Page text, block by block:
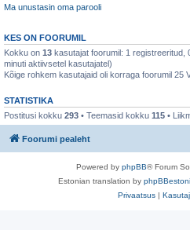
Ma unustasin oma parooli
KES ON FOORUMIL
Kokku on 13 kasutajat foorumil: 1 registreeritud,
minuti aktiivsetel kasutajatel)
Kõige rohkem kasutajaid oli korraga foorumil 25
STATISTIKA
Postitusi kokku 293 • Teemasid kokku 115 •
Foorumi pealeht
Powered by phpBB® Forum
Estonian translation by
Privaatsus |